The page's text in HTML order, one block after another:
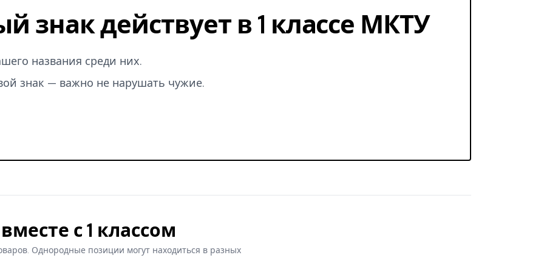
знак действует в 1 классе МКТУ
названия среди них.
знак — важно не нарушать чужие.
с 1 классом
Однородные позиции могут находиться в разных